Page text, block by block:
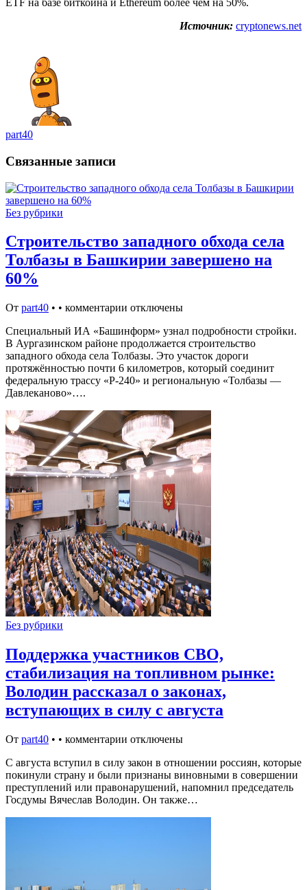
ETF на базе биткоина и Ethereum более чем на 50%.
Источник: cryptonews.net
part40
Связанные записи
Без рубрики
Строительство западного обхода села
Толбазы в Башкирии завершено на
60%
От part40 • • комментарии отключены
Специальный ИА «Башинформ» узнал подробности стройки.
В Аургазинском районе продолжается строительство
западного обхода села Толбазы. Это участок дороги
протяжённостью почти 6 километров, который соединит
федеральную трассу «Р-240» и региональную «Толбазы —
Давлеканово»….
Без рубрики
Поддержка участников СВО,
стабилизация на топливном рынке:
Володин рассказал о законах,
вступающих в силу с августа
От part40 • • комментарии отключены
С августа вступил в силу закон в отношении россиян, которые
покинули страну и были признаны виновными в совершении
преступлений или правонарушений, напомнил председатель
Госдумы Вячеслав Володин. Он также…